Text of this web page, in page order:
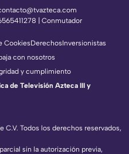
| Conmutador
C.V. Todos los derechos reservados,
sin la autorización previa,
CookiesDerechosInversionistas
con nosotros
y cumplimiento
de Televisión Azteca III y